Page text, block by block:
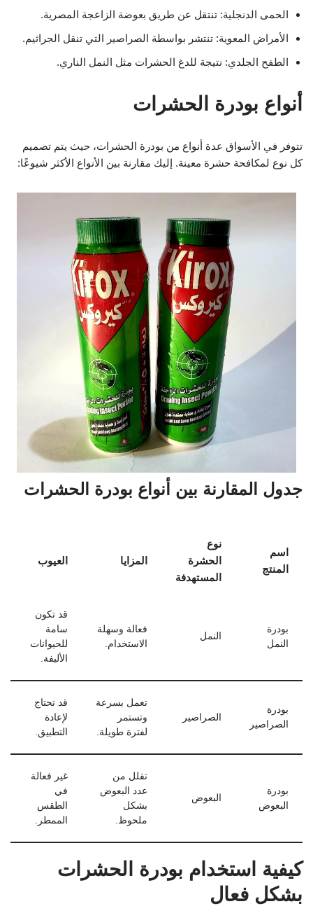
الحمى الدنجلية: تنتقل عن طريق بعوضة الزاعجة المصرية.
الأمراض المعوية: تنتشر بواسطة الصراصير التي تنقل الجراثيم.
الطفح الجلدي: نتيجة للدغ الحشرات مثل النمل الناري.
أنواع بودرة الحشرات
تتوفر في الأسواق عدة أنواع من بودرة الحشرات، حيث يتم تصميم
كل نوع لمكافحة حشرة معينة. إليك مقارنة بين الأنواع الأكثر شيوعًا:
جدول المقارنة بين أنواع بودرة الحشرات
اسم
المنتج
نوع
الحشرة
المستهدفة
المزايا العيوب
بودرة
النمل
النمل
فعالة وسهلة
الاستخدام.
قد تكون
سامة
للحيوانات
الأليفة.
بودرة
الصراصير
الصراصير
تعمل بسرعة
وتستمر
لفترة طويلة.
قد تحتاج
لإعادة
التطبيق.
بودرة
البعوض
البعوض
تقلل من
عدد البعوض
بشكل
ملحوظ.
غير فعالة
في
الطقس
الممطر.
كيفية استخدام بودرة الحشرات
بشكل فعال